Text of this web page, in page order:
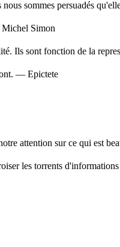
sommes persuadés
Michel Simon
Ils sont fonction de la
— Epictete
attention sur ce qui est
les torrents